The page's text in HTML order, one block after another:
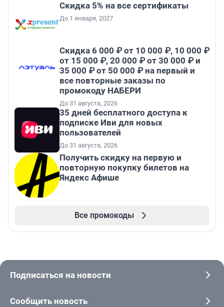
Скидка 5% на все сертификаты
До 1 января, 2027
Скидка 6 000 ₽ от 10 000 ₽, 10 000 ₽
от 15 000 ₽, 20 000 ₽ от 30 000 ₽ и
35 000 ₽ от 50 000 ₽ на первый и
все повторные заказы по
промокоду НАБЕРИ
До 31 августа, 2026
35 дней бесплатного доступа к
подписке Иви для новых
пользователей
До 31 августа, 2026
Получить скидку на первую и
повторную покупку билетов на
Яндекс Афише
Все промокоды
Подписаться на новости
Сообщить новость